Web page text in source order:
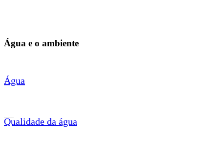
Água e o ambiente
Água
Qualidade da água